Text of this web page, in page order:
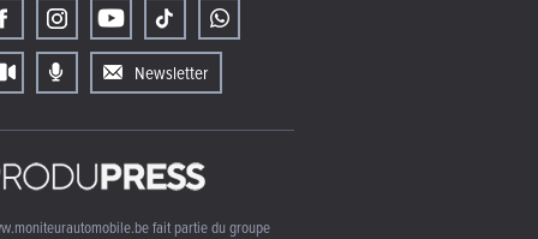
Newsletter
fait partie du groupe